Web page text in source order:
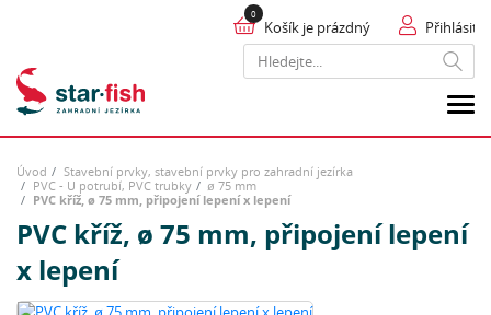
Hledat
Přihlásit
Košík je prázdný
Úvod
Stavební prvky, stavební prvky pro zahradní jezírka
PVC - U potrubí, PVC trubky
ø 75 mm
PVC kříž, ø 75 mm, připojení lepení x lepení
PVC kříž, ø 75 mm, připojení lepení
x lepení